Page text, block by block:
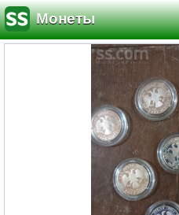
Монеты